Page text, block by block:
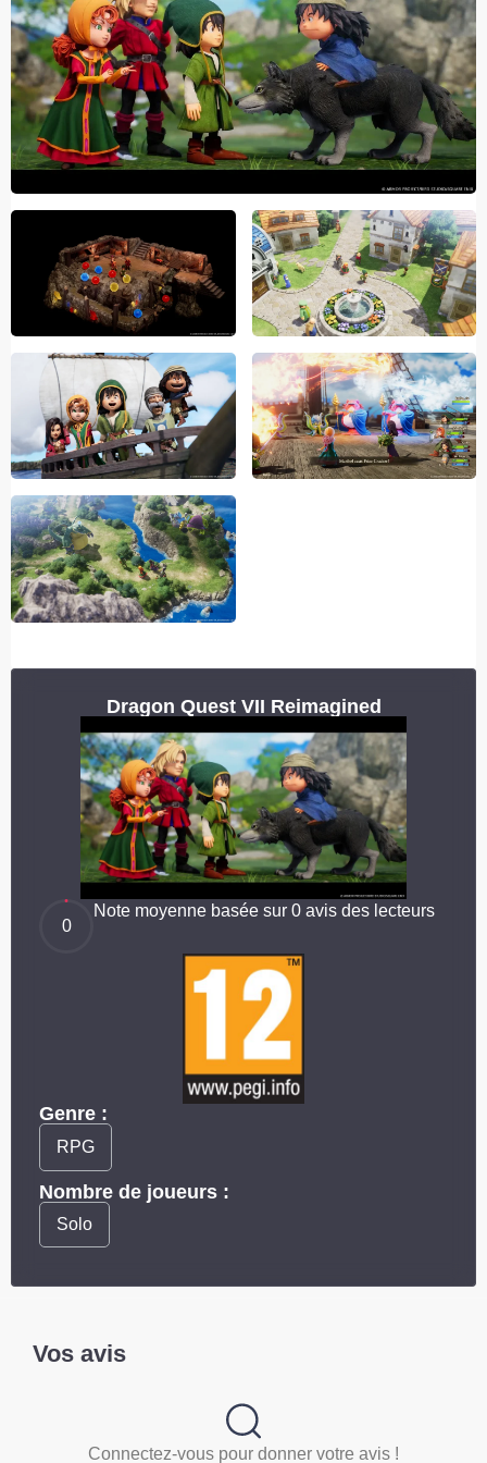
Dragon Quest VII Reimagined
0
Note moyenne basée sur 0 avis des lecteurs
Genre :
RPG
Nombre de joueurs :
Solo
Vos avis
Connectez-vous pour donner votre avis !